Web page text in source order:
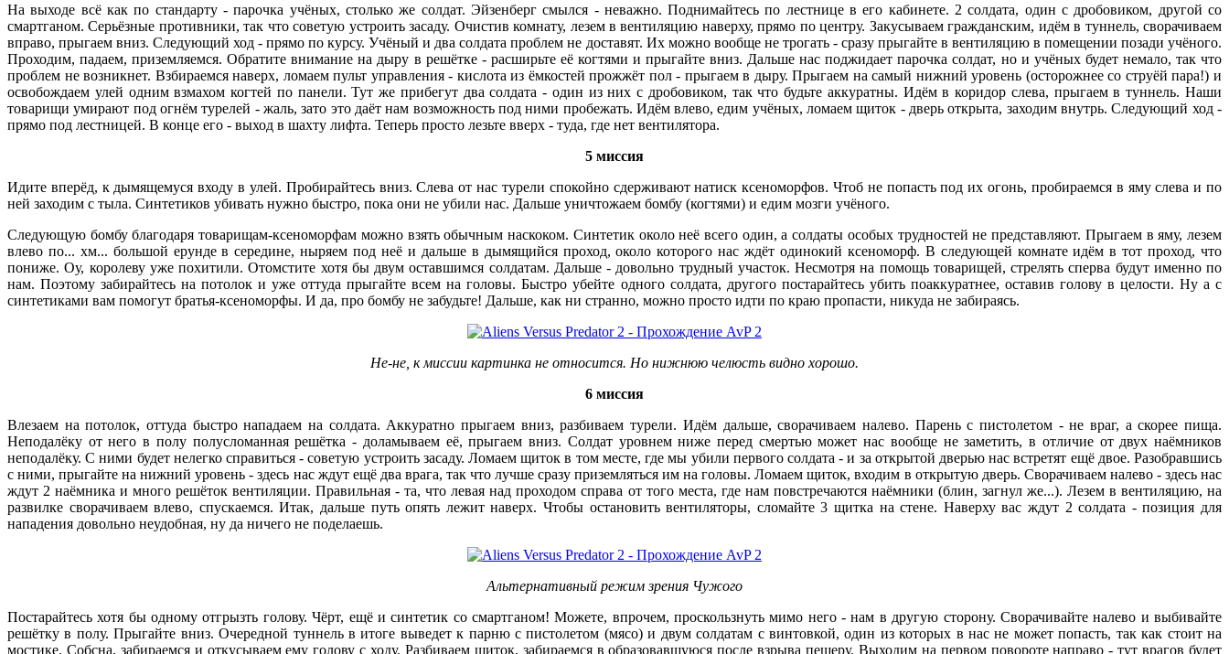
На выходе всё как по стандарту - парочка учёных, столько же солдат. Эйзенберг смылся - неважно. Поднимайтесь по лестнице в его кабинете. 2 солдата, один с дробовиком, другой со
смартганом. Серьёзные противники, так что советую устроить засаду. Очистив комнату, лезем в вентиляцию наверху, прямо по центру. Закусываем гражданским, идём в туннель, сворачиваем
вправо, прыгаем вниз. Следующий ход - прямо по курсу. Учёный и два солдата проблем не доставят. Их можно вообще не трогать - сразу прыгайте в вентиляцию в помещении позади учёного.
Проходим, падаем, приземляемся. Обратите внимание на дыру в решётке - расширьте её когтями и прыгайте вниз. Дальше нас поджидает парочка солдат, но и учёных будет немало, так что
проблем не возникнет. Взбираемся наверх, ломаем пульт управления - кислота из ёмкостей прожжёт пол - прыгаем в дыру. Прыгаем на самый нижний уровень (осторожнее со струёй пара!) и
освобождаем улей одним взмахом когтей по панели. Тут же прибегут два солдата - один из них с дробовиком, так что будьте аккуратны. Идём в коридор слева, прыгаем в туннель. Наши
товарищи умирают под огнём турелей - жаль, зато это даёт нам возможность под ними пробежать. Идём влево, едим учёных, ломаем щиток - дверь открыта, заходим внутрь. Следующий ход -
прямо под лестницей. В конце его - выход в шахту лифта. Теперь просто лезьте вверх - туда, где нет вентилятора.
5 миссия
Идите вперёд, к дымящемуся входу в улей. Пробирайтесь вниз. Слева от нас турели спокойно сдерживают натиск ксеноморфов. Чтоб не попасть под их огонь, пробираемся в яму слева и по
ней заходим с тыла. Синтетиков убивать нужно быстро, пока они не убили нас. Дальше уничтожаем бомбу (когтями) и едим мозги учёного.
Следующую бомбу благодаря товарищам-ксеноморфам можно взять обычным наскоком. Синтетик около неё всего один, а солдаты особых трудностей не представляют. Прыгаем в яму, лезем
влево по... хм... большой ерунде в середине, ныряем под неё и дальше в дымящийся проход, около которого нас ждёт одинокий ксеноморф. В следующей комнате идём в тот проход, что
пониже. Оу, королеву уже похитили. Отомстите хотя бы двум оставшимся солдатам. Дальше - довольно трудный участок. Несмотря на помощь товарищей, стрелять сперва будут именно по
нам. Поэтому забирайтесь на потолок и уже оттуда прыгайте всем на головы. Быстро убейте одного солдата, другого постарайтесь убить поаккуратнее, оставив голову в целости. Ну а с
синтетиками вам помогут братья-ксеноморфы. И да, про бомбу не забудьте! Дальше, как ни странно, можно просто идти по краю пропасти, никуда не забираясь.
Не-не, к миссии картинка не относится. Но нижнюю челюсть видно хорошо.
6 миссия
Влезаем на потолок, оттуда быстро нападаем на солдата. Аккуратно прыгаем вниз, разбиваем турели. Идём дальше, сворачиваем налево. Парень с пистолетом - не враг, а скорее пища.
Неподалёку от него в полу полусломанная решётка - доламываем её, прыгаем вниз. Солдат уровнем ниже перед смертью может нас вообще не заметить, в отличие от двух наёмников
неподалёку. С ними будет нелегко справиться - советую устроить засаду. Ломаем щиток в том месте, где мы убили первого солдата - и за открытой дверью нас встретят ещё двое. Разобравшись
с ними, прыгайте на нижний уровень - здесь нас ждут ещё два врага, так что лучше сразу приземляться им на головы. Ломаем щиток, входим в открытую дверь. Сворачиваем налево - здесь нас
ждут 2 наёмника и много решёток вентиляции. Правильная - та, что левая над проходом справа от того места, где нам повстречаются наёмники (блин, загнул же...). Лезем в вентиляцию, на
развилке сворачиваем влево, спускаемся. Итак, дальше путь опять лежит наверх. Чтобы остановить вентиляторы, сломайте 3 щитка на стене. Наверху вас ждут 2 солдата - позиция для
нападения довольно неудобная, ну да ничего не поделаешь.
Альтернативный режим зрения Чужого
Постарайтесь хотя бы одному отгрызть голову. Чёрт, ещё и синтетик со смартганом! Можете, впрочем, проскользнуть мимо него - нам в другую сторону. Сворачивайте налево и выбивайте
решётку в полу. Прыгайте вниз. Очередной туннель в итоге выведет к парню с пистолетом (мясо) и двум солдатам с винтовкой, один из которых в нас не может попасть, так как стоит на
мостике. Собсна, забираемся и откусываем ему голову с ходу. Разбиваем щиток, забираемся в образовавшуюся после взрыва пещеру. Выходим на первом повороте направо - тут врагов будет